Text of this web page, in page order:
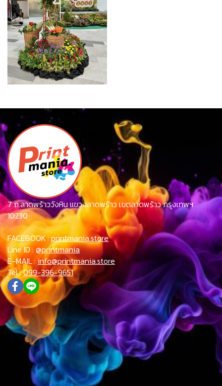
7 ถ.ลาดพร้าววังหิน แขวงลาดพร้าว เขตลาดพร้าว กรุงเทพฯ
10230
FACEBOOK :printmania.store
Line ID :@printmania
E-MAIL :info@printmania.store
Tel :099-396-9651